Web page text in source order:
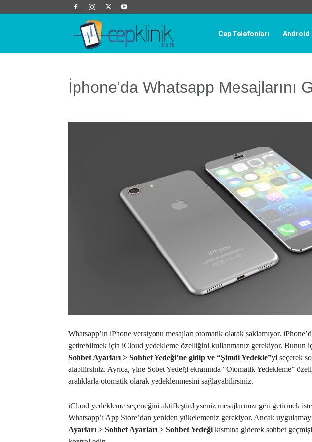
Cep Telefonları Android
İphone’da Whatsapp Mesajlarını
Whatsapp’ın iPhone versiyonu mesajları otomatik olarak saklamıyor.
getirebilmek için iCloud yedekleme özelliğini kullanmanız gerekiyor. Bunun
Sohbet Ayarları > Sohbet Yedeği’ne gidip ve “Şimdi Yedekle”yi seçerek
alabilirsiniz. Ayrıca, yine Sobet Yedeği ekranında “Otomatik Yedekleme”
aralıklarla otomatik olarak yedeklenmesini sağlayabilirsiniz.
iCloud yedekleme seçeneğini aktifleştirdiyseniz mesajlarınızı geri getirmek
Whatsapp’ı App Store’dan yeniden yükelemeniz gerekiyor. Ancak
Ayarları > Sohbet Ayarları > Sohbet Yedeği kısmına giderek sohbet